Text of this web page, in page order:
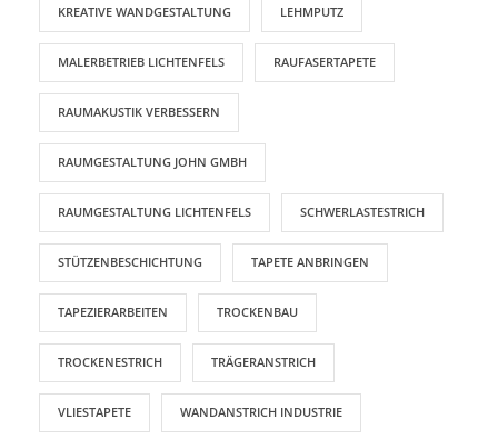
KREATIVE WANDGESTALTUNG LEHMPUTZ
MALERBETRIEB LICHTENFELS RAUFASERTAPETE
RAUMAKUSTIK VERBESSERN
RAUMGESTALTUNG JOHN GMBH
RAUMGESTALTUNG LICHTENFELS SCHWERLASTESTRICH
STÜTZENBESCHICHTUNG TAPETE ANBRINGEN
TAPEZIERARBEITEN TROCKENBAU
TROCKENESTRICH TRÄGERANSTRICH
VLIESTAPETE WANDANSTRICH INDUSTRIE